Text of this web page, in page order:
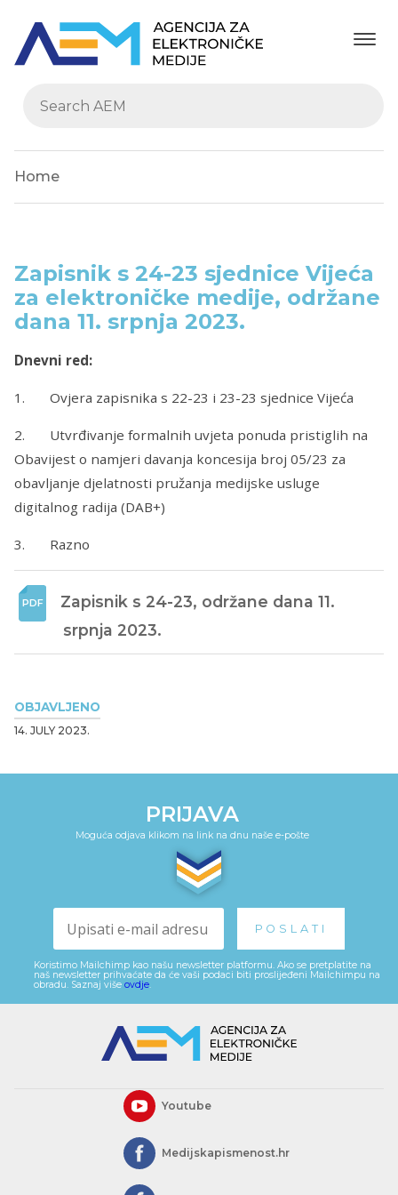
Home
OBJAVLJENO
14. JULY 2023.
Zapisnik s 24-23 sjednice Vijeća
za elektroničke medije, održane
dana 11. srpnja 2023.
Dnevni red:
1. Ovjera zapisnika s 22-23 i 23-23 sjednice Vijeća
2. Utvrđivanje formalnih uvjeta ponuda pristiglih na
Obavijest o namjeri davanja koncesija broj 05/23 za
obavljanje djelatnosti pružanja medijske usluge
digitalnog radija (DAB+)
3. Razno
Zapisnik s 24-23, održane dana 11.
srpnja 2023.
PRIJAVA
Moguća odjava klikom na link na dnu naše e-pošte
Koristimo Mailchimp kao našu newsletter platformu. Ako se pretplatite na
naš newsletter prihvaćate da će vaši podaci biti proslijeđeni Mailchimpu na
obradu. Saznaj više ovdje.
Youtube
Medijskapismenost.hr